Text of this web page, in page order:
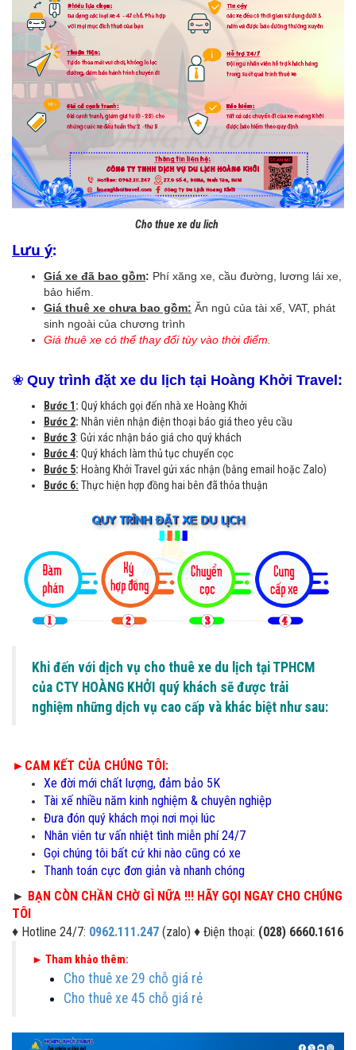
Cho thue xe du lich
Lưu ý:
Giá xe đã bao gồm: Phí xăng xe, cầu đường, lương lái xe,
bảo hiểm.
Giá thuê xe chưa bao gồm: Ăn ngủ của tài xế, VAT, phát
sinh ngoài của chương trình
Giá thuê xe có thể thay đổi tùy vào thời điểm.
❀ Quy trình đặt xe du lịch tại Hoàng Khởi Travel:
Bước 1 : Quý khách gọi đến nhà xe Hoàng Khởi
Bước 2: Nhân viên nhận điện thoại báo giá theo yêu cầu
Bước 3: Gửi xác nhận báo giá cho quý khách
Bước 4: Quý khách làm thủ tục chuyển cọc
Bước 5: Hoàng Khởi Travel gửi xác nhận (bằng email hoặc Zalo)
Bước 6: Thực hiện hợp đồng hai bên đã thỏa thuận
Khi đến với dịch vụ cho thuê xe du lịch tại TPHCM
của CTY HOÀNG KHỞI quý khách sẽ được trải
nghiệm những dịch vụ cao cấp và khác biệt như sau:
►CAM KẾT CỦA CHÚNG TÔI:
Xe đời mới chất lượng, đảm bảo 5K
Tài xế nhiều năm kinh nghiệm & chuyên nghiệp
Đưa đón quý khách mọi nơi mọi lúc
Nhân viên tư vấn nhiệt tình miễn phí 24/7
Gọi chúng tôi bất cứ khi nào cũng có xe
Thanh toán cực đơn giản và nhanh chóng
► BẠN CÒN CHẦN CHỜ GÌ NỮA !!! HÃY GỌI NGAY CHO CHÚNG
TÔI
♦ Hotline 24/7: 0962.111.247 (zalo) ♦ Điện thoại: (028) 6660.1616
► Tham khảo thêm:
Cho thuê xe 29 chỗ giá rẻ
Cho thuê xe 45 chỗ giá rẻ